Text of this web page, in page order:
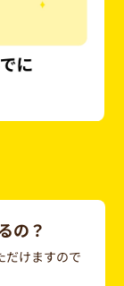
の？
だけますので